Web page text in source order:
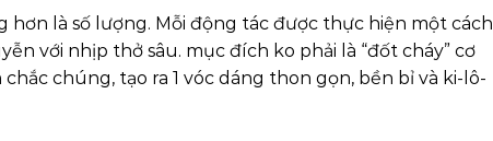
là số lượng. Mỗi động tác được thực hiện một cách
với nhịp thở sâu. mục đích ko phải là “đốt cháy” cơ
chúng, tạo ra 1 vóc dáng thon gọn, bền bỉ và ki-lô-